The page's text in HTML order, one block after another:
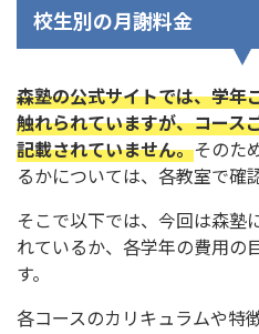
校生別の月謝料金
森塾の公式サイトでは、学年
触れられていますが、コース
記載されていません。そのた
るかについては、各教室で確
そこで以下では、今回は森塾
れているか、各学年の費用の
す。
各コースのカリキュラムや特